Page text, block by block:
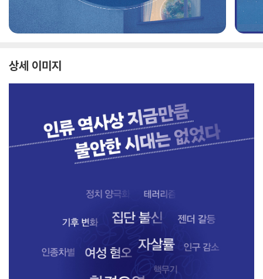
상세 이미지